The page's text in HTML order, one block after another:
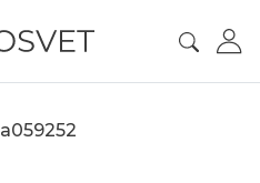
a059252